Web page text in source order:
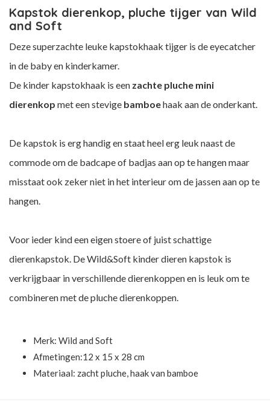
Kapstok dierenkop, pluche tijger van Wild
and Soft
Deze superzachte leuke kapstokhaak tijger is de eyecatcher
in de baby en kinderkamer.
De kinder kapstokhaak is een zachte pluche mini
dierenkop met een stevige bamboehaak aan de onderkant.
De kapstok is erg handig en staat heel erg leuk naast de
commode om de badcape of badjas aan op te hangen maar
misstaat ook zeker niet in het interieur om de jassen aan op te
hangen.
Voor ieder kind een eigen stoere of juist schattige
dierenkapstok. De Wild&Soft kinder dieren kapstok is
verkrijgbaar in verschillende dierenkoppen en is leuk om te
combineren met de pluche dierenkoppen.
Merk: Wild and Soft
Afmetingen:12 x 15 x 28 cm
Materiaal: zacht pluche, haak van bamboe